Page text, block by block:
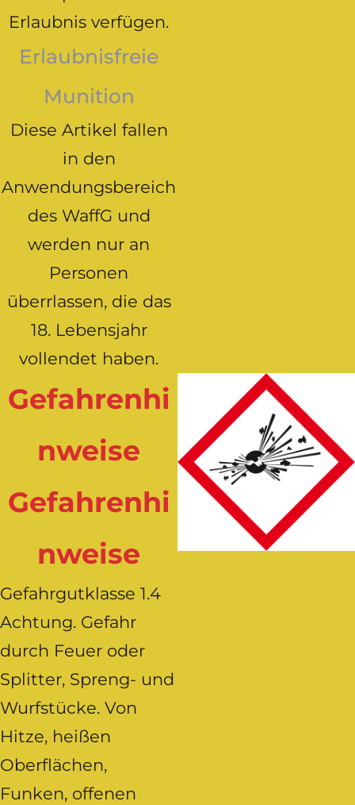
Erlaubnis verfügen.
Erlaubnisfreie
Munition
Diese Artikel fallen
in den
Anwendungsbereich
des WaffG und
werden nur an
Personen
überrlassen, die das
18. Lebensjahr
vollendet haben.
Gefahrenhi
nweise
Gefahrenhi
nweise
Gefahrgutklasse 1.4
Achtung. Gefahr
durch Feuer oder
Splitter, Spreng- und
Wurfstücke. Von
Hitze, heißen
Oberflächen,
Funken, offenen